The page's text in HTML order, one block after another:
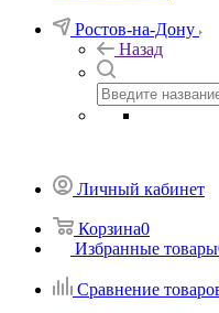
Ростов-на-Дону
Назад
Личный кабинет
Корзина0
Избранные товары
Сравнение